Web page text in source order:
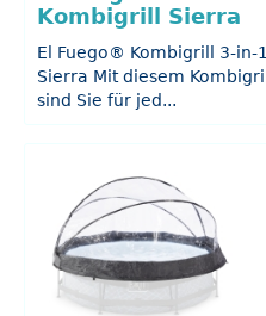
Kombigrill Sierra
El Fuego® Kombigrill 3-in-1
Sierra Mit diesem Kombigrill
sind Sie für jed...